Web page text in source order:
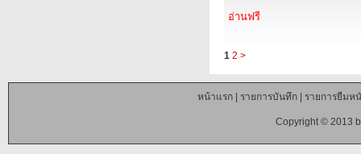
อ่านฟรี
1 2 >
หน้าแรก| รายการบันทึก| รายการยืมห
Copyright © 2013